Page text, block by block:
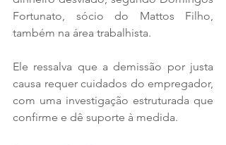
Fortunato, sócio do Mattos Filho,
também na área trabalhista.
Ele ressalva que a demissão por justa
causa requer cuidados do empregador,
com uma investigação estruturada que
confirme e dê suporte à medida.